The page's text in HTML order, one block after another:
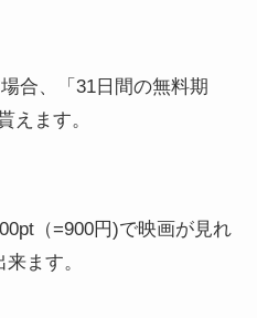
合、「31日間の無料期
えます。
（=900円)で映画が見れ
ます。